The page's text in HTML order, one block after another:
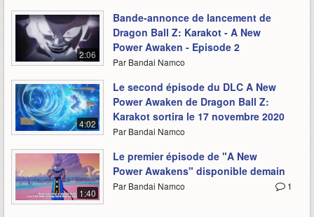
2:06
Bande-annonce de lancement de
Dragon Ball Z: Karakot - A New
Power Awaken - Episode 2
Par Bandai Namco
4:02
Le second épisode du DLC A New
Power Awaken de Dragon Ball Z:
Karakot sortira le 17 novembre 2020
Par Bandai Namco
1:40
Le premier épisode de "A New
Power Awakens" disponible demain
1
Par Bandai Namco